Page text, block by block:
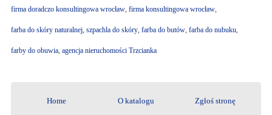
firma doradczo konsultingowa wrocław, firma konsultingowa wrocław,
farba do skóry naturalnej, szpachla do skóry, farba do butów, farba do nubuku,
farby do obuwia, agencja nieruchomości Trzcianka
Home O katalogu Zgłoś stronę